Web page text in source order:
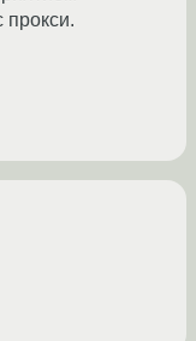
прокси.